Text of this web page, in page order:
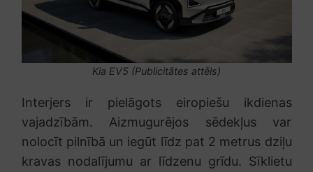
Kia EV5 (Publicitātes attēls)
Interjers ir pielāgots eiropiešu ikdienas
vajadzībām. Aizmugurējos sēdekļus var
nolocīt pilnībā un iegūt līdz pat 2 metrus dziļu
kravas nodalījumu ar līdzenu grīdu. Sīklietu